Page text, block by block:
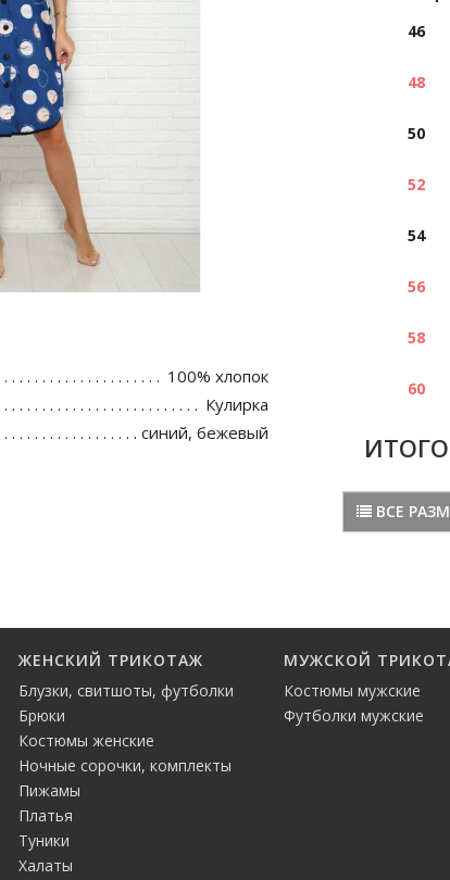
100% хлопок
Кулирка
синий, бежевый
46
48
50
52
54
56
58
60
ВСЕ
ЖЕНСКИЙ ТРИКОТАЖ
Блузки, свитшоты, футболки
Брюки
Костюмы женские
Ночные сорочки, комплекты
Пижамы
Платья
Туники
Халаты
МУЖСКОЙ
Костюмы мужские
Футболки мужские